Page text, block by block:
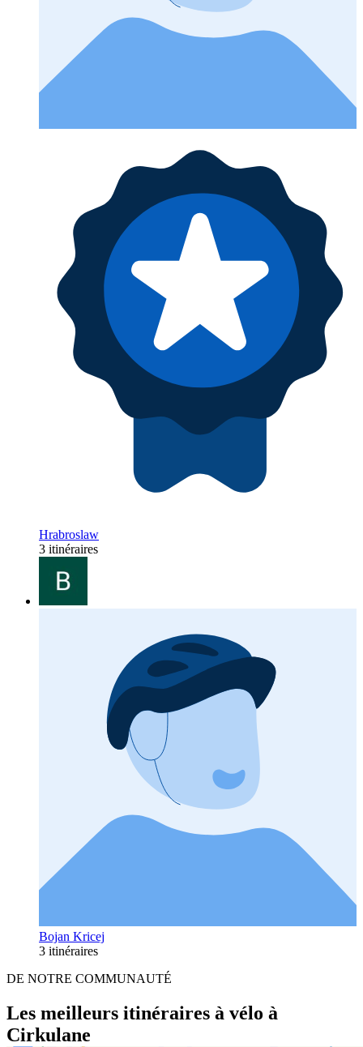
Hrabroslaw
3 itinéraires
Bojan Kricej
3 itinéraires
DE NOTRE COMMUNAUTÉ
Les meilleurs itinéraires à vélo à
Cirkulane